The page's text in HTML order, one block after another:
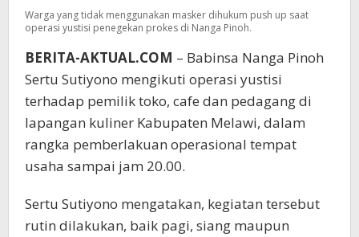
Warga yang tidak menggunakan masker dihukum push up saat
operasi yustisi penegekan prokes di Nanga Pinoh.
BERITA-AKTUAL.COM – Babinsa Nanga Pinoh
Sertu Sutiyono mengikuti operasi yustisi
terhadap pemilik toko, cafe dan pedagang di
lapangan kuliner Kabupaten Melawi, dalam
rangka pemberlakuan operasional tempat
usaha sampai jam 20.00.
Sertu Sutiyono mengatakan, kegiatan tersebut
rutin dilakukan, baik pagi, siang maupun